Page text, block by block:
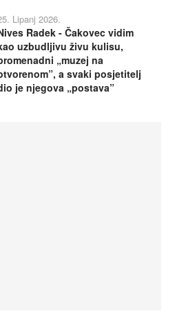
Lipanj 2026.
Radek - Čakovec vidim
uzbudljivu živu kulisu,
„muzej na
a svaki posjetitelj
je njegova „postava”